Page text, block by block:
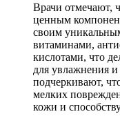
Врачи отмечают,
ценным
своим
витаминами,
кислотами, что
для увлажнения
подчеркивают,
мелких
кожи и